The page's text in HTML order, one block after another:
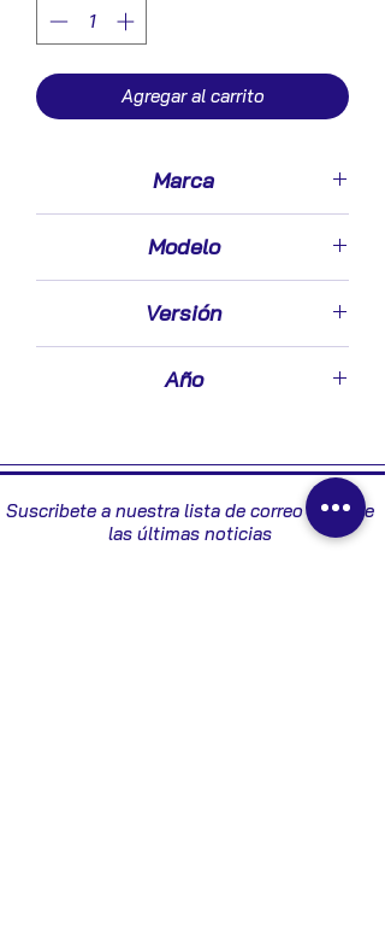
Agregar al carrito
Marca
Modelo
Versión
Año
Suscribete a nuestra lista de correo y recibe
las últimas noticias